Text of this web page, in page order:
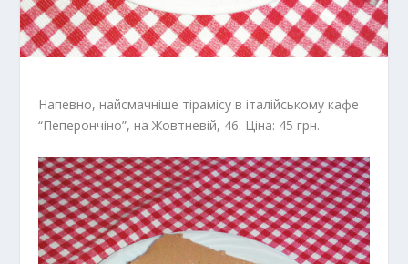
Напевно, найсмачніше тірамісу в італійському кафе
“Пеперончіно”, на Жовтневій, 46. Ціна: 45 грн.